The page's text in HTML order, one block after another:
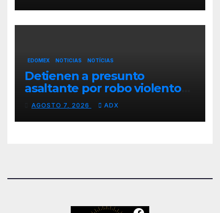
EDOMEX NOTICIAS NOTÍCIAS
Detienen a presunto
asaltante por robo violento
de motocicleta en
Chimalhuacán
AGOSTO 7, 2026 ADX